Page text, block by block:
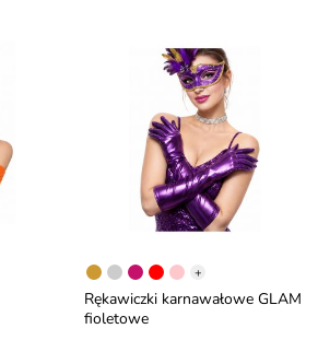
+
Rękawiczki karnawałowe GLAM
fioletowe